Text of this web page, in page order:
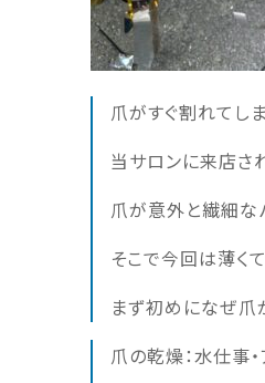
爪がすぐ割れてし
当サロンに来店さ
爪が意外と繊細な
そこで今回は薄く
まず初めになぜ爪
爪の乾燥：水仕事